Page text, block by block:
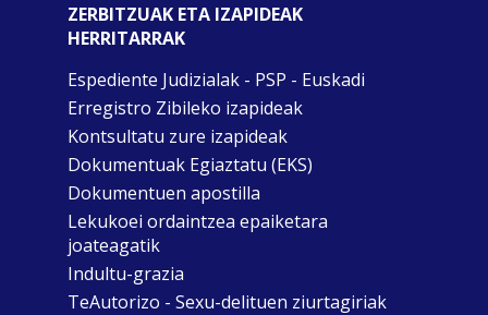
ZERBITZUAK ETA IZAPIDEAK
HERRITARRAK
Espediente Judizialak - PSP - Euskadi
Erregistro Zibileko izapideak
Kontsultatu zure izapideak
Dokumentuak Egiaztatu (EKS)
Dokumentuen apostilla
Lekukoei ordaintzea epaiketara
joateagatik
Indultu-grazia
TeAutorizo - Sexu-delituen ziurtagiriak